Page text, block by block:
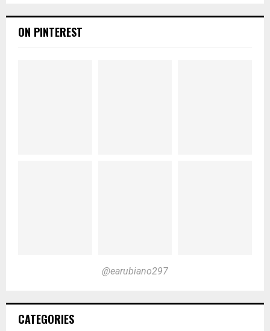
ON PINTEREST
@earubiano297
CATEGORIES